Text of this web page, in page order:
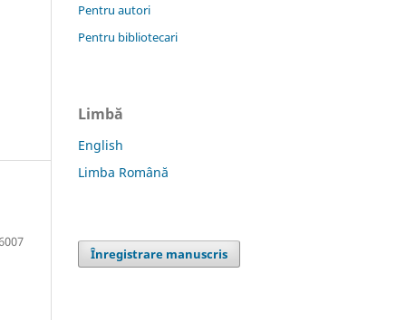
Pentru autori
Pentru bibliotecari
Limbă
English
Limba Română
Înregistrare manuscris